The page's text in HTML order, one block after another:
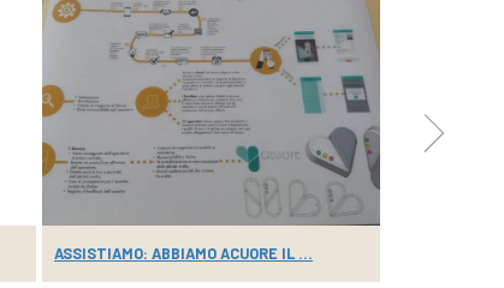
ASSISTIAMO: ABBIAMO ACUORE IL ...